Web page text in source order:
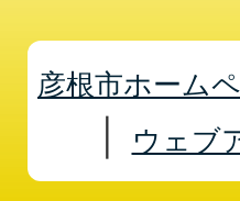
彦根市ホーム
ウェブ